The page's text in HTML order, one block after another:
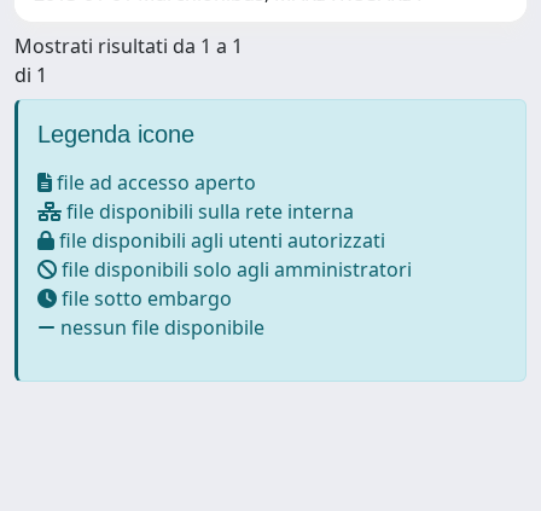
Mostrati risultati da 1 a 1
di 1
Legenda icone
file ad accesso aperto
file disponibili sulla rete interna
file disponibili agli utenti autorizzati
file disponibili solo agli amministratori
file sotto embargo
nessun file disponibile